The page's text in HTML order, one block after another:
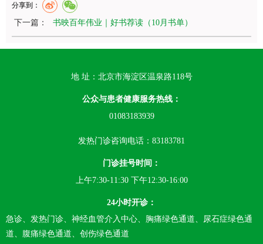
分享到：
下一篇： 书映百年伟业｜好书荐读（10月书单）
地 址：北京市海淀区温泉路118号
公众与患者健康服务热线：
01083183939
发热门诊咨询电话：83183781
门诊挂号时间：
上午7:30-11:30 下午12:30-16:00
24小时开诊：
急诊、发热门诊、神经血管介入中心、胸痛绿色通道、尿石症绿色通
道、腹痛绿色通道、创伤绿色通道